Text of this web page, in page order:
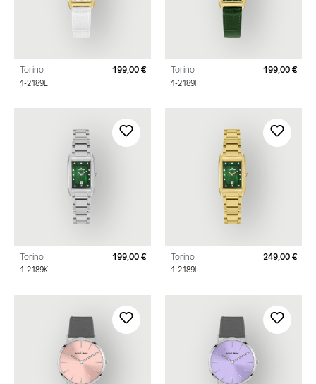
Torino
1-2189E
Regulärer Preis:
199,00 € Torino
1-2189F
199,00 €
Torino
1-2189K
Regulärer Preis:
199,00 € Torino
1-2189L
249,00 €